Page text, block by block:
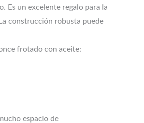
Es un excelente regalo para la
construcción robusta puede
frotado con aceite:
espacio de